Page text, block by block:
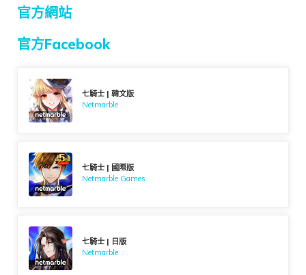
官方網站
官方Facebook
七騎士 | 韓文版
Netmarble
七騎士 | 國際版
Netmarble Games
七騎士 | 日版
Netmarble